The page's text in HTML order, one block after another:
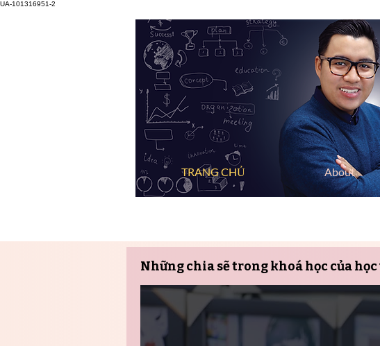
UA-101316951-2
TRANG CHỦ About
Những chia sẽ trong khoá học của